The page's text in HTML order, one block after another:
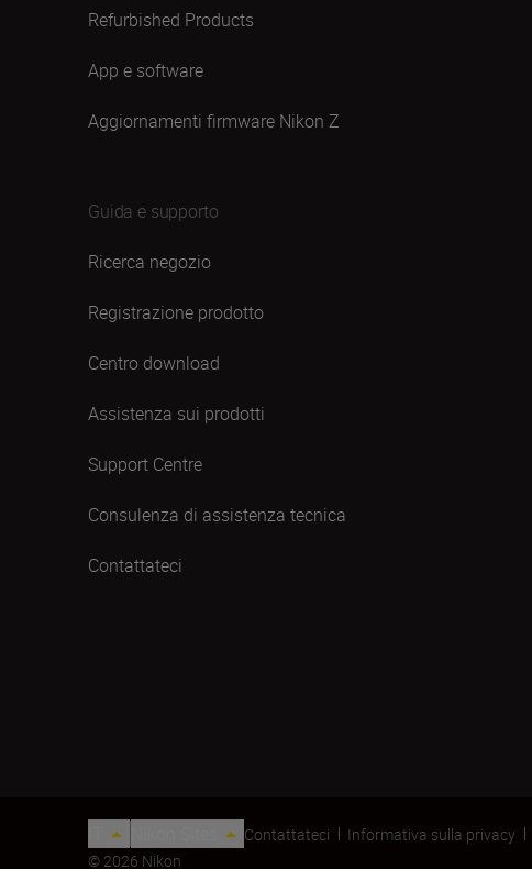
Refurbished Products
App e software
Aggiornamenti firmware Nikon Z
Guida e supporto
Ricerca negozio
Registrazione prodotto
Centro download
Assistenza sui prodotti
Support Centre
Consulenza di assistenza tecnica
Contattateci
Contattateci Informativa sulla privacy
© 2026 Nikon